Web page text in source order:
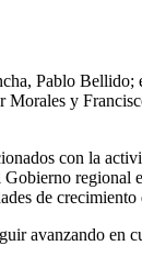
Pablo
y
con la
de crecimiento
avanzando en